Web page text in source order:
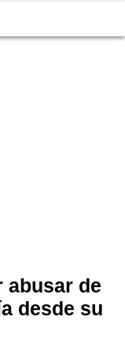
abusar de
desde su